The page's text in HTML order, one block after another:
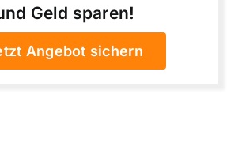
Geld sparen!
Angebot sichern